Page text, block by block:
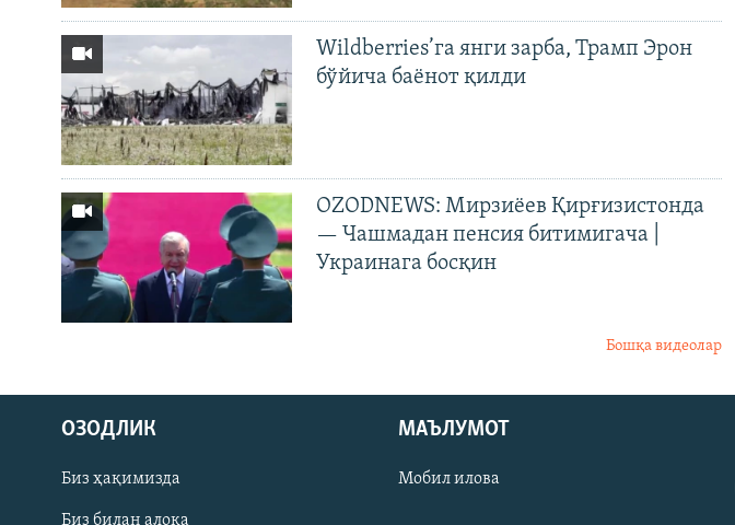
Wildberries’га янги зарба, Трамп Эрон
бўйича баёнот қилди
OZODNEWS: Мирзиёев Қирғизистонда
— Чашмадан пенсия битимигача |
Украинага босқин
Бошқа видеолар
ОЗОДЛИК
Биз ҳақимизда
Биз билан алоқа
МАЪЛУМОТ
Мобил илова